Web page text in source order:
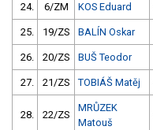
24. 6/ZM KOS Eduard
25. 19/ZS BALÍN Oskar
26. 20/ZS BUŠ Teodor
27. 21/ZS TOBIÁŠ Matěj
28. 22/ZS
MRŮZEK
Matouš